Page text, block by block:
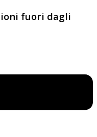
fuori dagli